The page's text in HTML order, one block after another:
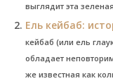
выглядит эта
Ель кейбаб:
кейбаб (или ель
обладает
же известная как